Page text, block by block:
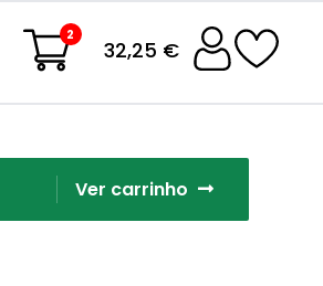
2
32,25 €
Ver carrinho